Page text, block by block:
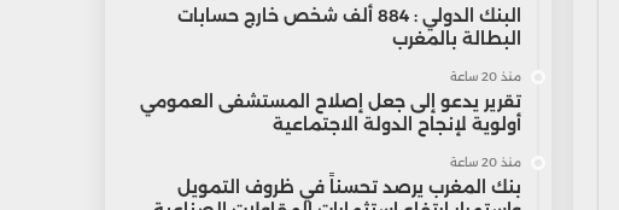
البنك الدولي : 884 ألف شخص خارج حسابات
البطالة بالمغرب
منذ 20 ساعة
تقرير يدعو إلى جعل إصلاح المستشفى العمومي
أولوية لإنجاح الدولة الاجتماعية
منذ 20 ساعة
بنك المغرب يرصد تحسناً في ظروف التمويل